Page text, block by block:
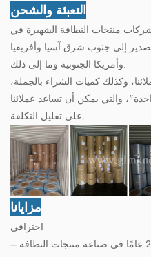
التعبئة والشحن
منتجات النظافة الشهيرة في
إلى جنوب شرق آسيا وأفريقيا
وأمريكا الجنوبية وما إلى ذلك.
وكذلك كميات الشراء بالجملة،
والتي يمكن أن تساعد عملائنا
على تقليل التكلفة.
مزايانا
احترافي